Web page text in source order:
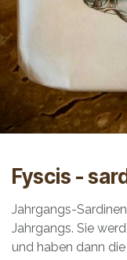
Fyscis -
Jahrgangs-
Jahrgangs. Sie
und haben dann